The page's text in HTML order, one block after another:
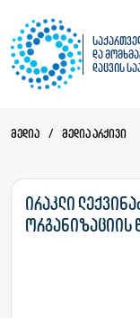
და
დაცვის
მედია / მედია არქივი
ირაკლი
ორგანიზაციის